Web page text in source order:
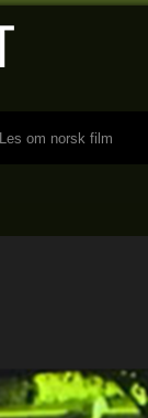
Les om norsk film